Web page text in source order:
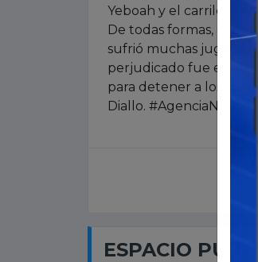
Yeboah y el carrilero
De todas formas, el
sufrió muchas jugadas
perjudicado fue el
para detener a los
Diallo. #AgenciaNA
ESPACIO